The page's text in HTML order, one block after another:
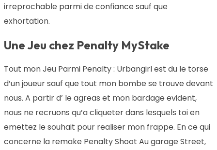
irreprochable parmi de confiance sauf que
exhortation.
Une Jeu chez Penalty MyStake
Tout mon Jeu Parmi Penalty : Urbangirl est du le torse
d’un joueur sauf que tout mon bombe se trouve devant
nous. A partir d’ le agreas et mon bardage evident,
nous ne recruons qu’a cliqueter dans lesquels toi en
emettez le souhait pour realiser mon frappe. En ce qui
concerne la remake Penalty Shoot Au garage Street,